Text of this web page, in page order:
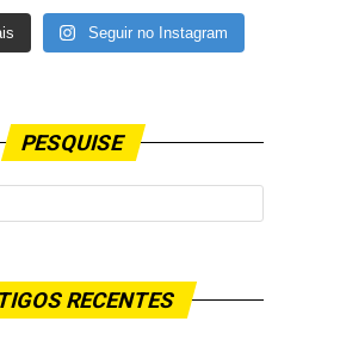
Seguir no Instagram
PESQUISE
RECENTES